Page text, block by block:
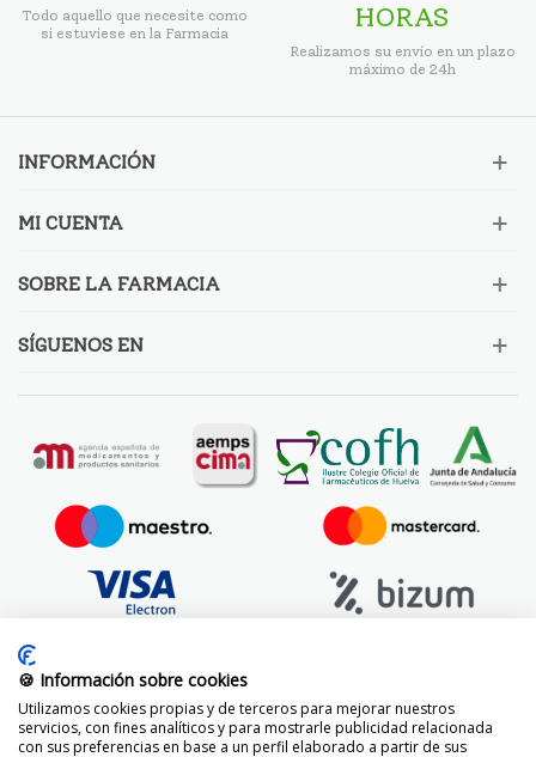
Todo aquello que necesite como
si estuviese en la Farmacia
HORAS
Realizamos su envío en un plazo
máximo de 24h
INFORMACIÓN
MI CUENTA
SOBRE LA FARMACIA
SÍGUENOS EN
🍪 Información sobre cookies
Utilizamos cookies propias y de terceros para mejorar nuestros
servicios, con fines analíticos y para mostrarle publicidad relacionada
con sus preferencias en base a un perfil elaborado a partir de sus